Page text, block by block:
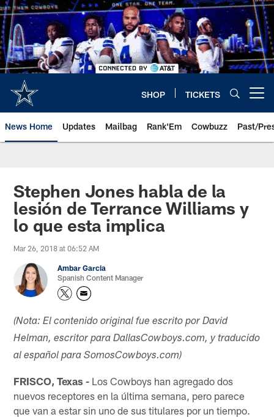
Skip
to
main
content
SHOP TICKETS
News Home Updates Mailbag Rank'Em Cowbuzz Past/
Stephen Jones habla de la
lesión de Terrance Williams y
lo que esta implica
Mar 26, 2018 at 06:52 AM
Ambar Garcia
Spanish Content Manager
(Nota: El contenido original fue escrito por David
Helman, escritor para DallasCowboys.com, y traducido
al español para SomosCowboys.com)​
FRISCO, Texas - Los Cowboys han agregado dos
nuevos receptores en la última semana, pero parece
que van a estar sin uno de sus titulares por un tiempo.